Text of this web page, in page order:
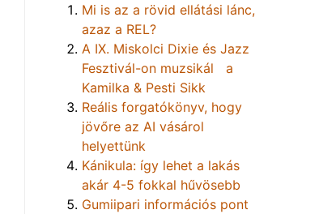
Mi is az a rövid ellátási lánc,
azaz a REL?
A IX. Miskolci Dixie és Jazz
Fesztivál-on muzsikál a
Kamilka & Pesti Sikk
Reális forgatókönyv, hogy
jövőre az AI vásárol
helyettünk
Kánikula: így lehet a lakás
akár 4-5 fokkal hűvösebb
Gumiipari információs pont